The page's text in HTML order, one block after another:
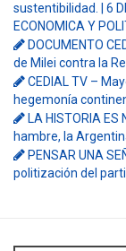
sustentibilidad. | 6
ECONOMICA Y
DOCUMENTO
de Milei contra la
CEDIAL TV –
hegemonía
LA HISTORIA
hambre, la
PENSAR UNA
politización del